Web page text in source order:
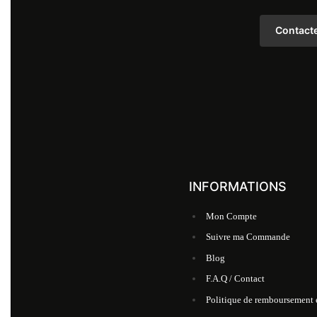
INFORMATIONS
Mon Compte
Suivre ma Commande
Blog
F.A.Q / Contact
Politique de remboursement